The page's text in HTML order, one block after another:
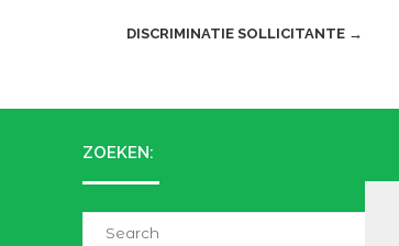
DISCRIMINATIE SOLLICITANTE →
ZOEKEN: